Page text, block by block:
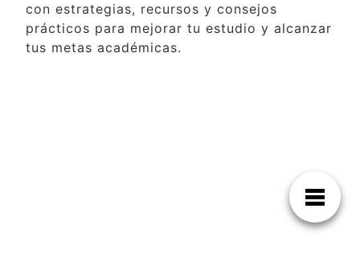
con estrategias, recursos y consejos
prácticos para mejorar tu estudio y alcanzar
tus metas académicas.